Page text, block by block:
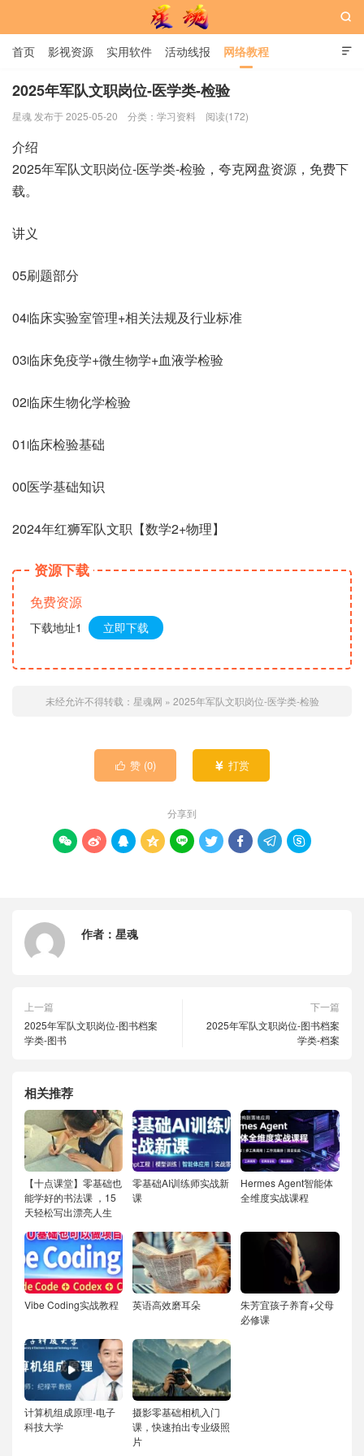

首页 影视资源 实用软件 活动线报 网络教程
用户中心 书籍 娱乐

2025年军队文职岗位-医学类-检验
星魂 发布于 2025-05-20 分类： 学习资料 阅读(172)
介绍
2025年军队文职岗位-医学类-检验，夸克网盘资源，免费下
载。
讲义
05刷题部分
04临床实验室管理+相关法规及行业标准
03临床免疫学+微生物学+血液学检验
02临床生物化学检验
01临床检验基础
00医学基础知识
2024年红狮军队文职【数学2+物理】
资源下载
免费资源
下载地址1 立即下载
未经允许不得转载： 星魂网 » 2025年军队文职岗位-医学类-检验
 赞 (0)  打赏
分享到
        
作者： 星魂
上一篇
2025年军队文职岗位-图书档案
学类-图书
下一篇
2025年军队文职岗位-图书档案
学类-档案
相关推荐
【十点课堂】零基础也
能学好的书法课 ，15
天轻松写出漂亮人生
零基础AI训练师实战新
课
Hermes Agent智能体
全维度实战课程
Vibe Coding实战教程 英语高效磨耳朵
朱芳宜孩子养育+父母
必修课
计算机组成原理-电子
科技大学
摄影零基础相机入门
课，快速拍出专业级照
片